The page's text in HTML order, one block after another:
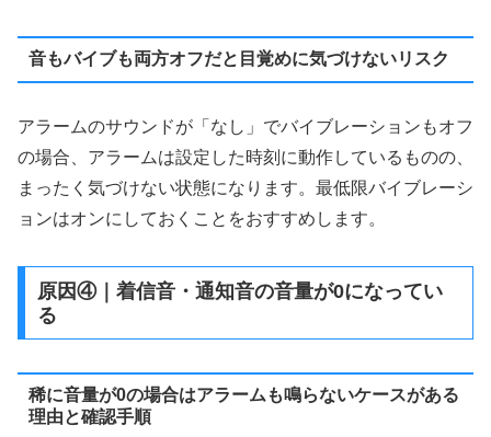
音もバイブも両方オフだと目覚めに気づけないリスク
アラームのサウンドが「なし」でバイブレーションもオフ
の場合、アラームは設定した時刻に動作しているものの、
まったく気づけない状態になります。最低限バイブレーシ
ョンはオンにしておくことをおすすめします。
原因④｜着信音・通知音の音量が0になってい
る
稀に音量が0の場合はアラームも鳴らないケースがある
理由と確認手順